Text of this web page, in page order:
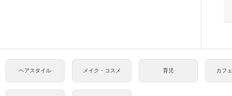
ヘアスタイル メイク・コスメ 育児 カフ